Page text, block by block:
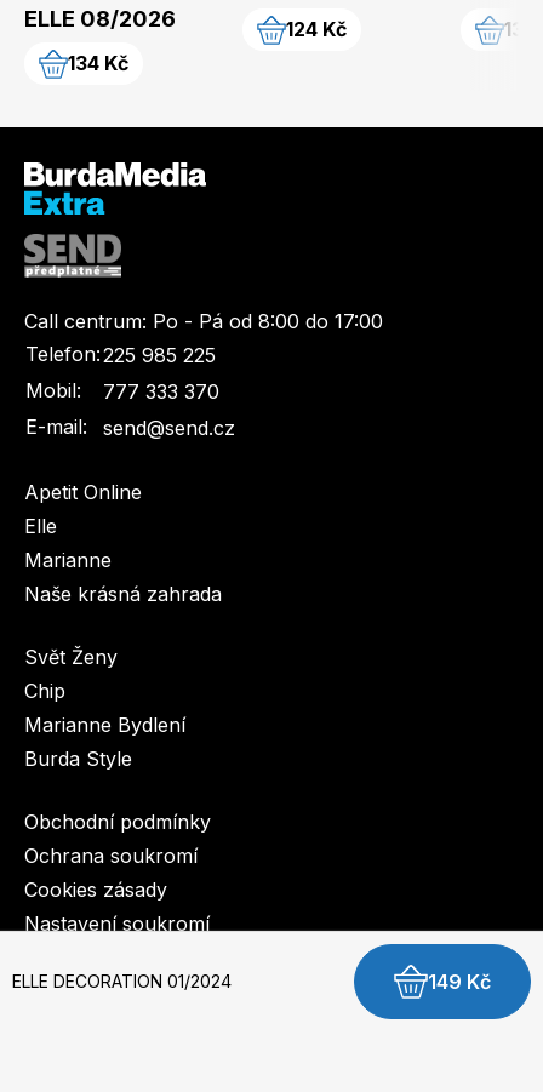
ELLE DECORATION 01/2024 149 Kč
ELLE 08/2026
134 Kč
124 Kč 139
Call centrum: Po - Pá od 8:00 do 17:00
Telefon:225 985 225
Mobil:
777 333 370
E-mail:
send@send.cz
Apetit Online
Elle
Marianne
Naše krásná zahrada
Svět Ženy
Chip
Marianne Bydlení
Burda Style
Obchodní podmínky
Ochrana soukromí
Cookies zásady
Nastavení soukromí
© 2003-2026 BurdaMedia Extra s.r.o.